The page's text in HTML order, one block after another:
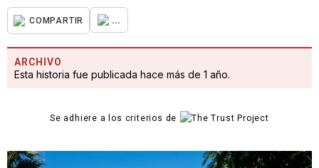
COMPARTIR ...
ARCHIVO
Esta historia fue publicada hace más de 1 año.
Se adhiere a los criterios de